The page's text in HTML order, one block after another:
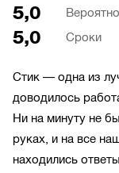
5,0
5,0 Сроки
Стик — одна из
доводилось
Ни на минуту не
руках, и на все
находились